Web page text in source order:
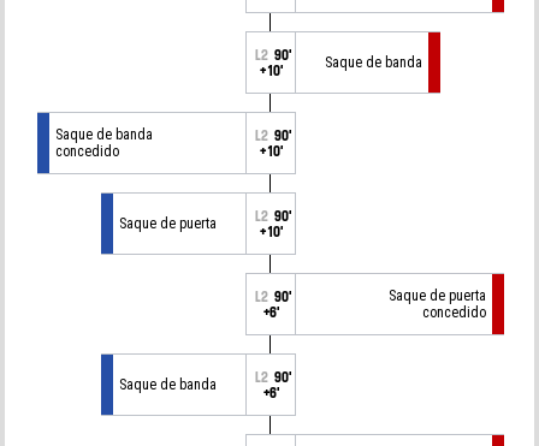
L2 90'
+10'
Saque de banda
Saque de banda
concedido
L2 90'
+10'
Saque de puerta L2 90'
+10'
L2 90'
+6'
Saque de puerta
concedido
Saque de banda L2 90'
+6'